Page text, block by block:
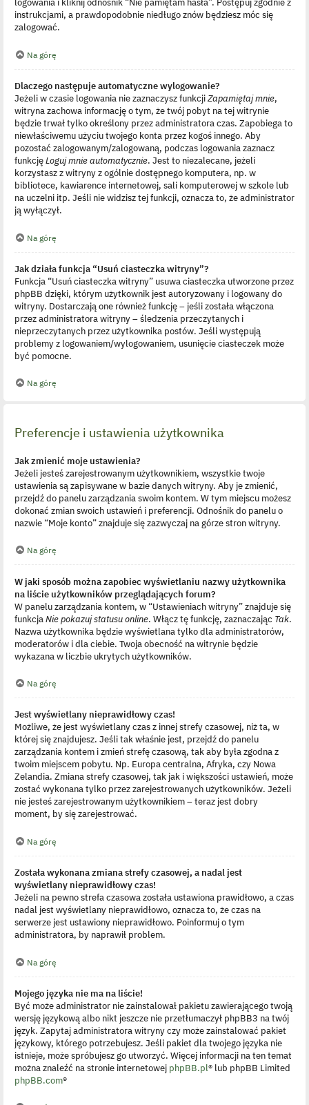
instrukcjami, a prawdopodobnie niedługo znów będziesz móc się
zalogować.
Na górę
Dlaczego następuje automatyczne wylogowanie?
Jeżeli w czasie logowania nie zaznaczysz funkcjiZapamiętaj mnie,
witryna zachowa informację o tym, że twój pobyt na tej witrynie
będzie trwał tylko określony przez administratora czas. Zapobiega to
niewłaściwemu użyciu twojego konta przez kogoś innego. Aby
pozostać zalogowanym/zalogowaną, podczas logowania zaznacz
funkcjęLoguj mnie automatycznie. Jest to niezalecane, jeżeli
korzystasz z witryny z ogólnie dostępnego komputera, np. w
bibliotece, kawiarence internetowej, sali komputerowej w szkole lub
na uczelni itp. Jeśli nie widzisz tej funkcji, oznacza to, że administrator
ją wyłączył.
Na górę
Jak działa funkcja “Usuń ciasteczka witryny”?
Funkcja “Usuń ciasteczka witryny” usuwa ciasteczka utworzone przez
phpBB dzięki, którym użytkownik jest autoryzowany i logowany do
witryny. Dostarczają one również funkcję – jeśli została włączona
przez administratora witryny – śledzenia przeczytanych i
nieprzeczytanych przez użytkownika postów. Jeśli występują
problemy z logowaniem/wylogowaniem, usunięcie ciasteczek może
być pomocne.
Na górę
Preferencje i ustawienia użytkownika
Jak zmienić moje ustawienia?
Jeżeli jesteś zarejestrowanym użytkownikiem, wszystkie twoje
ustawienia są zapisywane w bazie danych witryny. Aby je zmienić,
przejdź do panelu zarządzania swoim kontem. W tym miejscu możesz
dokonać zmian swoich ustawień i preferencji. Odnośnik do panelu o
nazwie “Moje konto” znajduje się zazwyczaj na górze stron witryny.
Na górę
W jaki sposób można zapobiec wyświetlaniu nazwy użytkownika
na liście użytkowników przeglądających forum?
W panelu zarządzania kontem, w “Ustawieniach witryny” znajduje się
funkcja Nie pokazuj statusu online. Włącz tę funkcję, zaznaczając Tak.
Nazwa użytkownika będzie wyświetlana tylko dla administratorów,
moderatorów i dla ciebie. Twoja obecność na witrynie będzie
wykazana w liczbie ukrytych użytkowników.
Na górę
Jest wyświetlany nieprawidłowy czas!
Możliwe, że jest wyświetlany czas z innej strefy czasowej, niż ta, w
której się znajdujesz. Jeśli tak właśnie jest, przejdź do panelu
zarządzania kontem i zmień strefę czasową, tak aby była zgodna z
twoim miejscem pobytu. Np. Europa centralna, Afryka, czy Nowa
Zelandia. Zmiana strefy czasowej, tak jak i większości ustawień, może
zostać wykonana tylko przez zarejestrowanych użytkowników. Jeżeli
nie jesteś zarejestrowanym użytkownikiem – teraz jest dobry
moment, by się zarejestrować.
Na górę
Została wykonana zmiana strefy czasowej, a nadal jest
wyświetlany nieprawidłowy czas!
Jeżeli na pewno strefa czasowa została ustawiona prawidłowo, a czas
nadal jest wyświetlany nieprawidłowo, oznacza to, że czas na
serwerze jest ustawiony nieprawidłowo. Poinformuj o tym
administratora, by naprawił problem.
Na górę
Mojego języka nie ma na liście!
Być może administrator nie zainstalował pakietu zawierającego twoją
wersję językową albo nikt jeszcze nie przetłumaczył phpBB3 na twój
język. Zapytaj administratora witryny czy może zainstalować pakiet
językowy, którego potrzebujesz. Jeśli pakiet dla twojego języka nie
istnieje, może spróbujesz go utworzyć. Więcej informacji na ten temat
można znaleźć na stronie internetowej phpBB.pl® lub phpBB Limited
phpBB.com®